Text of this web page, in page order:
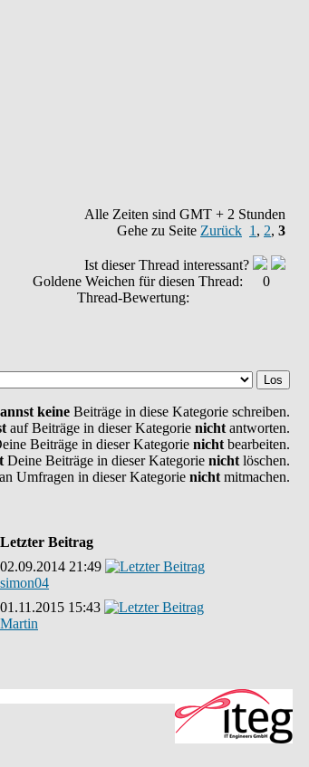
Alle Zeiten sind GMT + 2 Stunden
Gehe zu Seite Zurück 1 , 2, 3
Ist dieser Thread interessant?
Goldene Weichen für diesen Thread:
0
Thread-Bewertung:
keine Beiträge in diese Kategorie schreiben.
auf Beiträge in dieser Kategorie nicht antworten.
Beiträge in dieser Kategorie nicht bearbeiten.
Deine Beiträge in dieser Kategorie nicht löschen.
an Umfragen in dieser Kategorie nicht mitmachen.
Letzter Beitrag
02.09.2014 21:49
simon04
01.11.2015 15:43
Martin